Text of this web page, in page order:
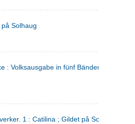
Solhaug
: Volksausgabe in fünf Bänden
1 : Catilina ; Gildet på Solhaug ; Fru